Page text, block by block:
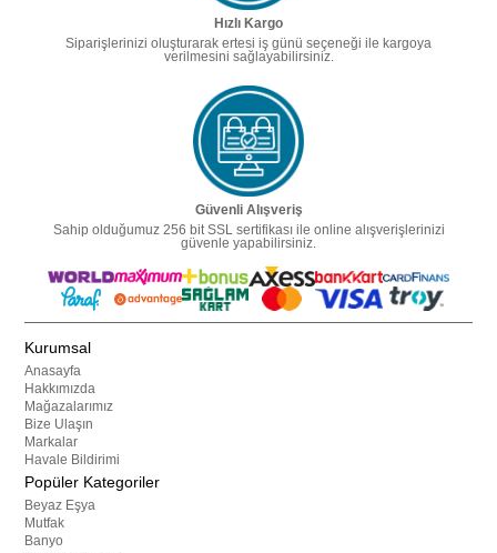
Hızlı Kargo
Siparişlerinizi oluşturarak ertesi iş günü seçeneği ile kargoya
verilmesini sağlayabilirsiniz.
Güvenli Alışveriş
Sahip olduğumuz 256 bit SSL sertifikası ile online alışverişlerinizi
güvenle yapabilirsiniz.
Kurumsal
Anasayfa
Hakkımızda
Mağazalarımız
Bize Ulaşın
Markalar
Havale Bildirimi
Popüler Kategoriler
Beyaz Eşya
Mutfak
Banyo